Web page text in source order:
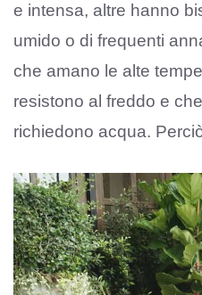
e intensa, altre hanno
umido o di frequenti
che amano le alte
resistono al freddo e
richiedono acqua.